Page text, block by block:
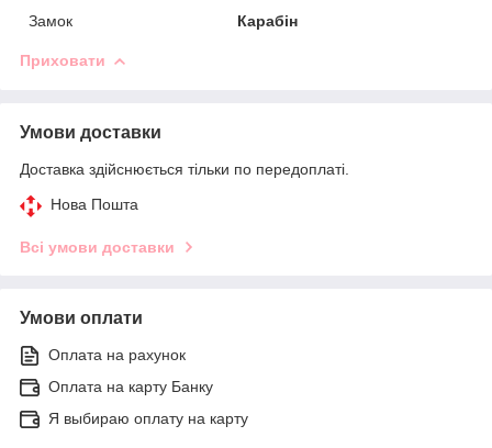
Замок
Карабін
Приховати
Умови доставки
Доставка здійснюється тільки по передоплаті.
Нова Пошта
Всі умови доставки
Умови оплати
Оплата на рахунок
Оплата на карту Банку
Я выбираю оплату на карту